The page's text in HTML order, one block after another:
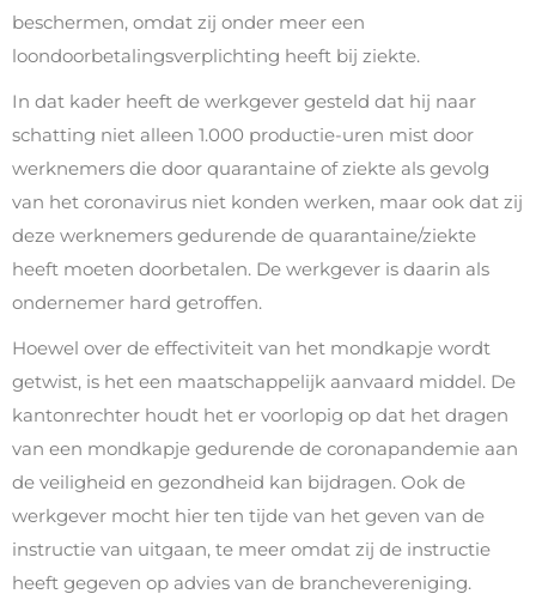
beschermen, omdat zij onder meer een
loondoorbetalingsverplichting heeft bij ziekte.
In dat kader heeft de werkgever gesteld dat hij naar
schatting niet alleen 1.000 productie-uren mist door
werknemers die door quarantaine of ziekte als gevolg
van het coronavirus niet konden werken, maar ook dat zij
deze werknemers gedurende de quarantaine/ziekte
heeft moeten doorbetalen. De werkgever is daarin als
ondernemer hard getroffen.
Hoewel over de effectiviteit van het mondkapje wordt
getwist, is het een maatschappelijk aanvaard middel. De
kantonrechter houdt het er voorlopig op dat het dragen
van een mondkapje gedurende de coronapandemie aan
de veiligheid en gezondheid kan bijdragen. Ook de
werkgever mocht hier ten tijde van het geven van de
instructie van uitgaan, te meer omdat zij de instructie
heeft gegeven op advies van de branchevereniging.